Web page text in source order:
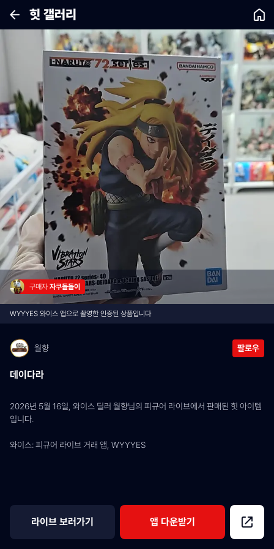
힛 갤러리
구매자 자쿠돌돌이
WYYYES 와이스 앱으로 촬영한 인증된 상품입니다
월향 팔로우
데이다라
2026년 5월 16일, 와이스 딜러 월향님의 피규어 라이브에서 판매된 힛 아이템
입니다.
와이스: 피규어 라이브 거래 앱, WYYYES
라이브 보러가기 앱 다운받기